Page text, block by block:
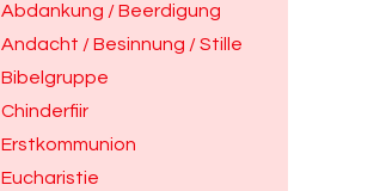
Abdankung / Beerdigung
Andacht / Besinnung / Stille
Bibelgruppe
Chinderfiir
Erstkommunion
Eucharistie